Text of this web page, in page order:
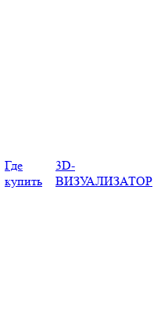
Где
купить
3D-
ВИЗУАЛИЗАТОР